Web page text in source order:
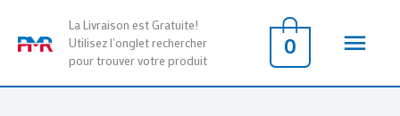
La Livraison est Gratuite!
Utilisez l'onglet rechercher
pour trouver votre produit
0